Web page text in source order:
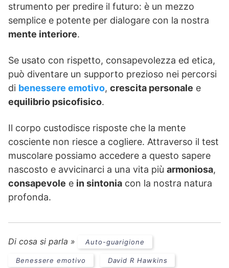
strumento per predire il futuro: è un mezzo
semplice e potente per dialogare con la nostra
mente interiore.
Se usato con rispetto, consapevolezza ed etica,
può diventare un supporto prezioso nei percorsi
di benessere emotivo, crescita personale e
equilibrio psicofisico.
Il corpo custodisce risposte che la mente
cosciente non riesce a cogliere. Attraverso il test
muscolare possiamo accedere a questo sapere
nascosto e avvicinarci a una vita più armoniosa,
consapevole e in sintonia con la nostra natura
profonda.
Di cosa si parla » Auto-guarigione
Benessere emotivo David R Hawkins